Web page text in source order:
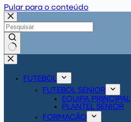
Pular para o conteúdo
Sem
resultados
FUTEBOL
FUTEBOL SÉNIOR
EQUIPA PRINCIPAL
PLANTEL SÉNIOR
FORMAÇÃO